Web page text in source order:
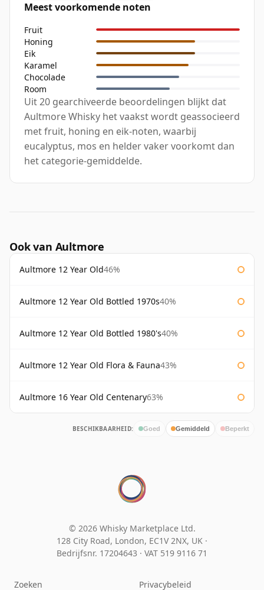
Meest voorkomende noten
Fruit
Honing
Eik
Karamel
Chocolade
Room
Uit 20 gearchiveerde beoordelingen blijkt dat
Aultmore Whisky het vaakst wordt geassocieerd
met fruit, honing en eik-noten, waarbij
eucalyptus, mos en helder vaker voorkomt dan
het categorie-gemiddelde.
Ook van Aultmore
Aultmore 12 Year Old46%
Aultmore 12 Year Old Bottled 1970s40%
Aultmore 12 Year Old Bottled 1980's40%
Aultmore 12 Year Old Flora & Fauna43%
Aultmore 16 Year Old Centenary63%
BESCHIKBAARHEID: Goed Gemiddeld Beperkt
© 2026 Whisky Marketplace Ltd.
128 City Road, London, EC1V 2NX, UK ·
Bedrijfsnr. 17204643 · VAT 519 9116 71
Zoeken Privacybeleid